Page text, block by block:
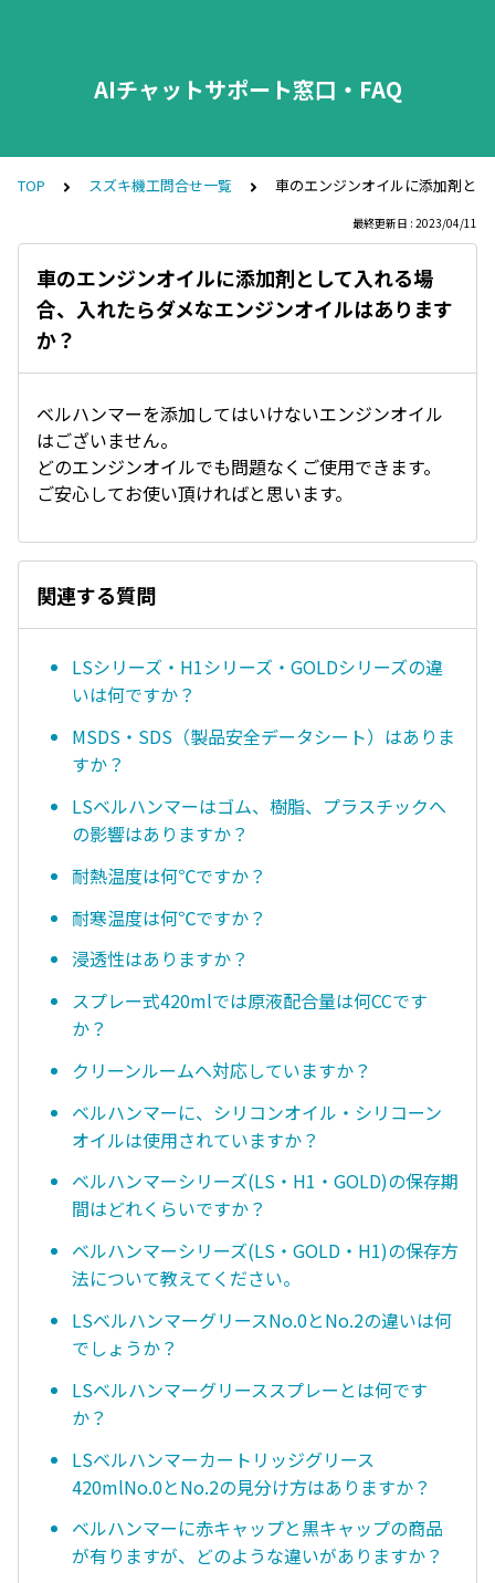
AIチャットサポート窓口・FAQ
TOP スズキ機工問合せ一覧 車のエンジンオイルに添加剤と
最終更新日 : 2023/04/11
車のエンジンオイルに添加剤として入れる場
合、入れたらダメなエンジンオイルはあります
か？
ベルハンマーを添加してはいけないエンジンオイル
はございません。
どのエンジンオイルでも問題なくご使用できます。
ご安心してお使い頂ければと思います。
関連する質問
LSシリーズ・H1シリーズ・GOLDシリーズの違
いは何ですか？
MSDS・SDS（製品安全データシート）はありま
すか？
LSベルハンマーはゴム、樹脂、プラスチックへ
の影響はありますか？
耐熱温度は何℃ですか？
耐寒温度は何℃ですか？
浸透性はありますか？
スプレー式420mlでは原液配合量は何CCです
か？
クリーンルームへ対応していますか？
ベルハンマーに、シリコンオイル・シリコーン
オイルは使用されていますか？
ベルハンマーシリーズ(LS・H1・GOLD)の保存期
間はどれくらいですか？
ベルハンマーシリーズ(LS・GOLD・H1)の保存方
法について教えてください。
LSベルハンマーグリースNo.0とNo.2の違いは何
でしょうか？
LSベルハンマーグリーススプレーとは何です
か？
LSベルハンマーカートリッジグリース
420mlNo.0とNo.2の見分け方はありますか？
ベルハンマーに赤キャップと黒キャップの商品
が有りますが、どのような違いがありますか？